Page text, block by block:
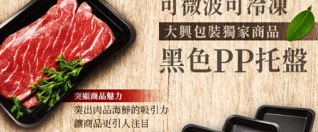
TRACK LISTING追 / 蹤 / 清 / 單
匯款通知